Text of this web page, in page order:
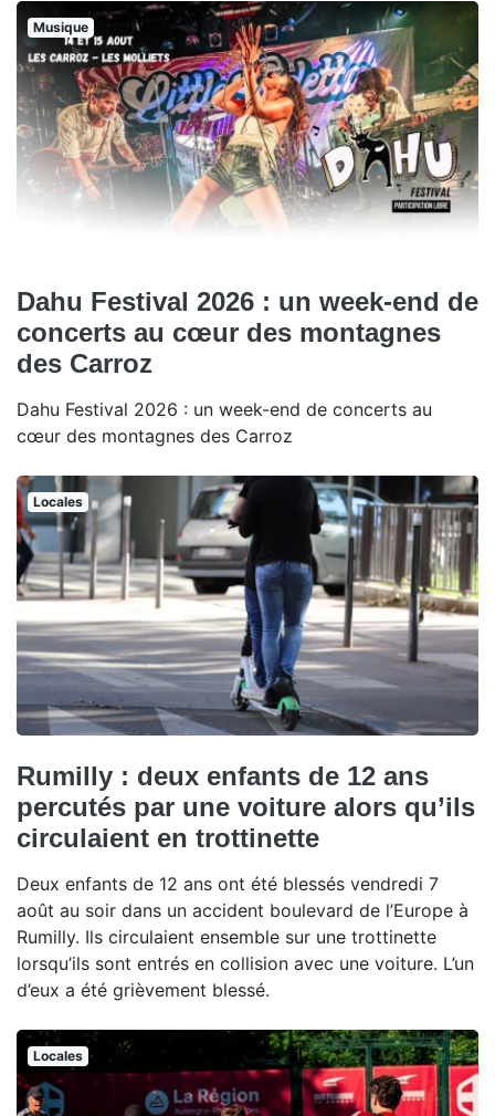
Musique
Dahu Festival 2026 : un week-end de
concerts au cœur des montagnes
des Carroz
Dahu Festival 2026 : un week-end de concerts au
cœur des montagnes des Carroz
Locales
Rumilly : deux enfants de 12 ans
percutés par une voiture alors qu’ils
circulaient en trottinette
Deux enfants de 12 ans ont été blessés vendredi 7
août au soir dans un accident boulevard de l’Europe à
Rumilly. Ils circulaient ensemble sur une trottinette
lorsqu’ils sont entrés en collision avec une voiture. L’un
d’eux a été grièvement blessé.
Locales